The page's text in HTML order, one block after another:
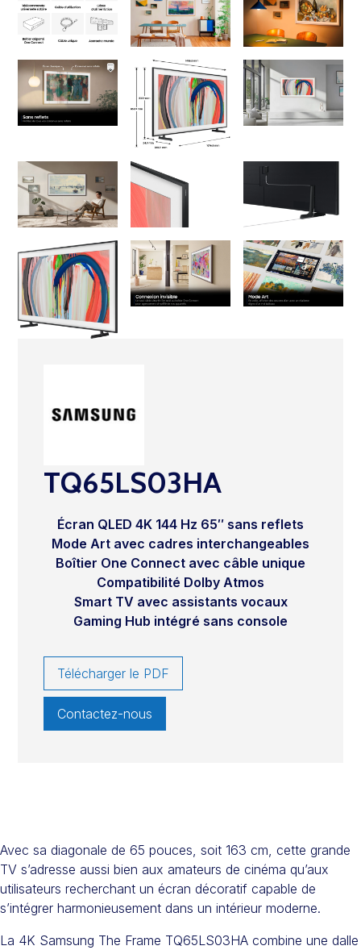
TQ65LS03HA
Écran QLED 4K 144 Hz 65″ sans reflets
Mode Art avec cadres interchangeables
Boîtier One Connect avec câble unique
Compatibilité Dolby Atmos
Smart TV avec assistants vocaux
Gaming Hub intégré sans console
Télécharger le PDF
Contactez-nous
Avec sa diagonale de 65 pouces, soit 163 cm, cette grande
TV s’adresse aussi bien aux amateurs de cinéma qu’aux
utilisateurs recherchant un écran décoratif capable de
s’intégrer harmonieusement dans un intérieur moderne.
La 4K Samsung The Frame TQ65LS03HA combine une dalle